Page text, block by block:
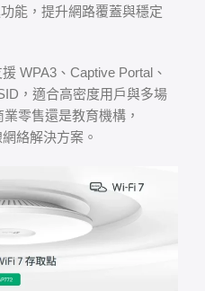
能，提升網路覆蓋與穩定
WPA3、Captive Portal、
，適合高密度用戶與多場
零售還是教育機構，
絡解決方案。